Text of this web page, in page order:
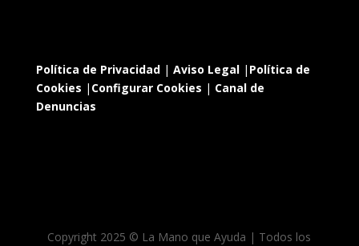
Política de Privacidad| Aviso Legal| Política de
Cookies | Configurar Cookies | Canal de
Denuncias
Copyright 2025 © La Mano que Ayuda | Todos los